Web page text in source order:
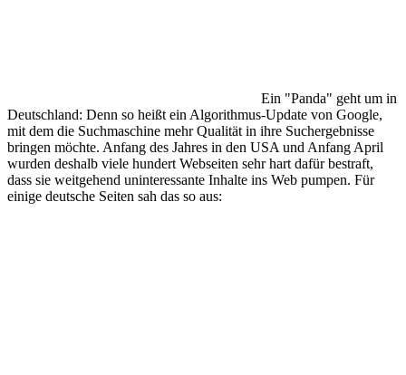
Ein "Panda" geht um in
Deutschland: Denn so heißt ein Algorithmus-Update von Google,
mit dem die Suchmaschine mehr Qualität in ihre Suchergebnisse
bringen möchte. Anfang des Jahres in den USA und Anfang April
wurden deshalb viele hundert Webseiten sehr hart dafür bestraft,
dass sie weitgehend uninteressante Inhalte ins Web pumpen. Für
einige deutsche Seiten sah das so aus: